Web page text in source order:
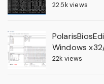
22.5k views
Windows
22k views